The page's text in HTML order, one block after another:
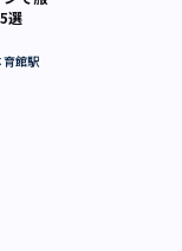
選
館駅